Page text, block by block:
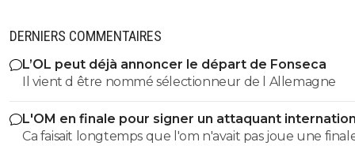
DERNIERS COMMENTAIRES
L’OL peut déjà annoncer le départ de Fonseca
Il vient d être nommé sélectionneur de l Allemagne
L'OM en finale pour signer un attaquant
Ca faisait longtemps que l'om n'avait pas joue une